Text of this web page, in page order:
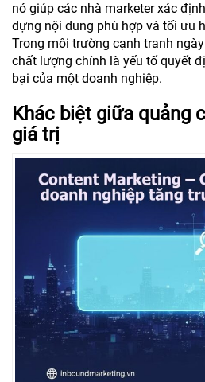
nó giúp các nhà marketer xác
dựng nội dung phù hợp và tối ưu
Trong môi trường cạnh tranh
chất lượng chính là yếu tố quyết
bại của một doanh nghiệp.
Khác biệt giữa quảng
giá trị